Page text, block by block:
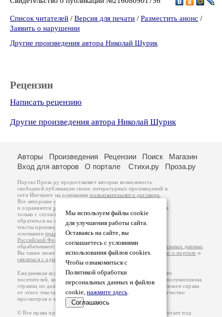
Список читателей / Версия для печати / Разместить анонс /
Заявить о нарушении
Другие произведения автора Николай Шурик
Рецензии
Написать рецензию
Другие произведения автора Николай Шурик
Мы используем файлы cookie
для улучшения работы сайта.
Оставаясь на сайте, вы
соглашаетесь с условиями
использования файлов cookies.
Чтобы ознакомиться с
Политикой обработки
персональных данных и файлов
cookie, нажмите здесь.
Соглашаюсь
Авторы Произведения Рецензии Поиск
Магазин
Вход для авторов
О портале Стихи.ру Проза.ру
Портал Проза.ру предоставляет авторам возможность
свободной публикации своих литературных произведений в
сети Интернет на основаниипользовательского договора
Все авторские права на произведения принадлежат авторам
и охраняются законом
. Перепечатка произведений возможна
только с согласия его автора, к которому вы можете
обратиться на его авторской странице. Ответственность за
тексты произведений авторы несут самостоятельно на
основанииправил публикацииизаконодательства
Российской Федерации
обрабатываются на основанииПолитики обработки персональных данных
Вы также можете посмотреть более подробнуюинформацию о портале и
связаться с администрацией
Ежедневная аудитория портала Проза.ру – порядка 100 тысяч
посетителей, которые в общей сумме просматривают более полумиллиона
страниц по данным счетчика посещаемости, который расположен справа
от этого текста. В каждой графе указано по две цифры: количество
просмотров и количество посетителей.
© Все права принадлежат авторам, 2000-2026. Портал работает под